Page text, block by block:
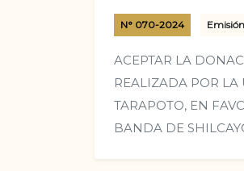
N° 070-2024
ACEPTAR LA
REALIZADA POR LA
TARAPOTO, EN
BANDA DE